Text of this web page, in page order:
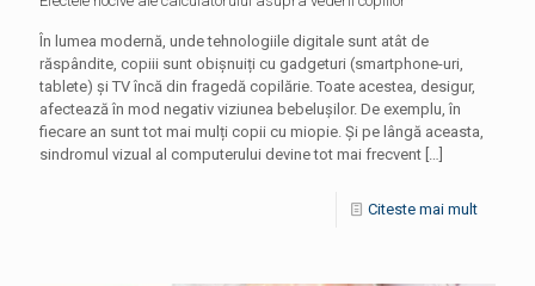
În lumea modernă, unde tehnologiile digitale sunt atât de
răspândite, copiii sunt obișnuiți cu gadgeturi (smartphone-uri,
tablete) și TV încă din fragedă copilărie. Toate acestea, desigur,
afectează în mod negativ viziunea bebelușilor. De exemplu, în
fiecare an sunt tot mai mulți copii cu miopie. Și pe lângă aceasta,
sindromul vizual al computerului devine tot mai frecvent
Citeste mai mult